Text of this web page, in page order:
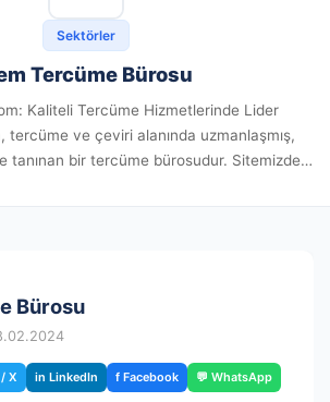
Sektörler
Tercüme Bürosu
Kaliteli Tercüme Hizmetlerinde Lider
ve çeviri alanında uzmanlaşmış,
tanınan bir tercüme bürosudur. Sitemizde
Bürosu
X in LinkedIn f Facebook 💬 WhatsApp